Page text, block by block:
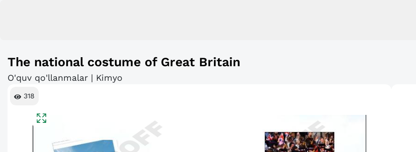
The national costume of Great Britain
O'quv qo'llanmalar | Kimyo
318